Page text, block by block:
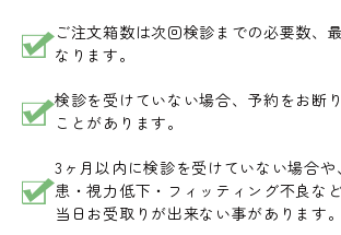
ご注文箱数は次回検診までの必要数、
なります。
検診を受けていない場合、予約をお断
ことがあります。
3ヶ月以内に検診を受けていない場合
患・視力低下・フィッティング不良な
当日お受取りが出来ない事があります。